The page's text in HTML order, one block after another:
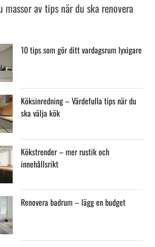
massor av tips när du ska renovera
10 tips som gör ditt vardagsrum lyxigare
Köksinredning – Värdefulla tips när du
ska välja kök
Kökstrender – mer rustik och
innehållsrikt
Renovera badrum – lägg en budget